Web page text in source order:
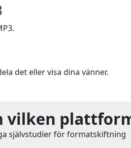
det eller visa dina vänner.
vilken
självstudier för formatskiftning